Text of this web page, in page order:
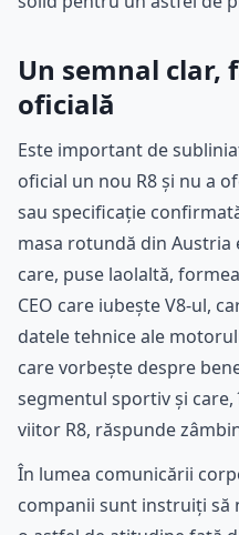
Un semnal
oficială
Este important de
oficial un nou R8 și nu a
sau specificație
masa rotundă din Austria
care, puse laolaltă,
CEO care iubește V8-ul,
datele tehnice ale
care vorbește despre
segmentul sportiv și
viitor R8, răspunde
În lumea comunicării
companii sunt instruiți să